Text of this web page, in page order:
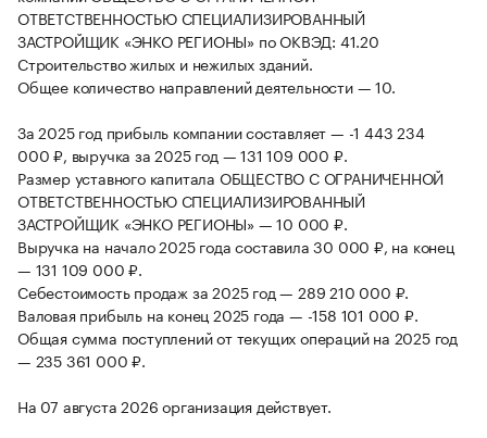
ОТВЕТСТВЕННОСТЬЮ СПЕЦИАЛИЗИРОВАННЫЙ
ЗАСТРОЙЩИК «ЭНКО РЕГИОНЫ» по ОКВЭД: 41.20
Строительство жилых и нежилых зданий.
Общее количество направлений деятельности — 10.
За 2025 год прибыль компании составляет — -1 443 234
000 ₽, выручка за 2025 год — 131 109 000 ₽.
Размер уставного капитала ОБЩЕСТВО С ОГРАНИЧЕННОЙ
ОТВЕТСТВЕННОСТЬЮ СПЕЦИАЛИЗИРОВАННЫЙ
ЗАСТРОЙЩИК «ЭНКО РЕГИОНЫ» — 10 000 ₽.
Выручка на начало 2025 года составила 30 000 ₽, на конец
— 131 109 000 ₽.
Себестоимость продаж за 2025 год — 289 210 000 ₽.
Валовая прибыль на конец 2025 года — -158 101 000 ₽.
Общая сумма поступлений от текущих операций на 2025 год
— 235 361 000 ₽.
На 07 августа 2026 организация действует.